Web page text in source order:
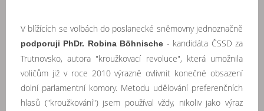
V blížících se volbách do poslanecké sněmovny jednoznačně
podporuji PhDr. Robina Böhnische - kandidáta ČSSD za
Trutnovsko, autora "kroužkovací revoluce", která umožnila
voličům již v roce 2010 výrazně ovlivnit konečné obsazení
dolní parlamentní komory. Metodu udělování preferenčních
hlasů ("kroužkování") jsem používal vždy, nikoliv jako výraz